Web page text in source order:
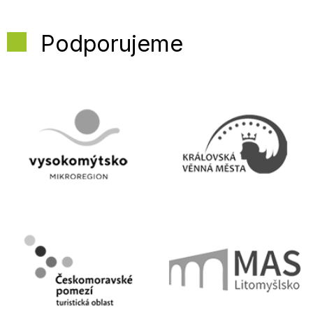
Podporujeme